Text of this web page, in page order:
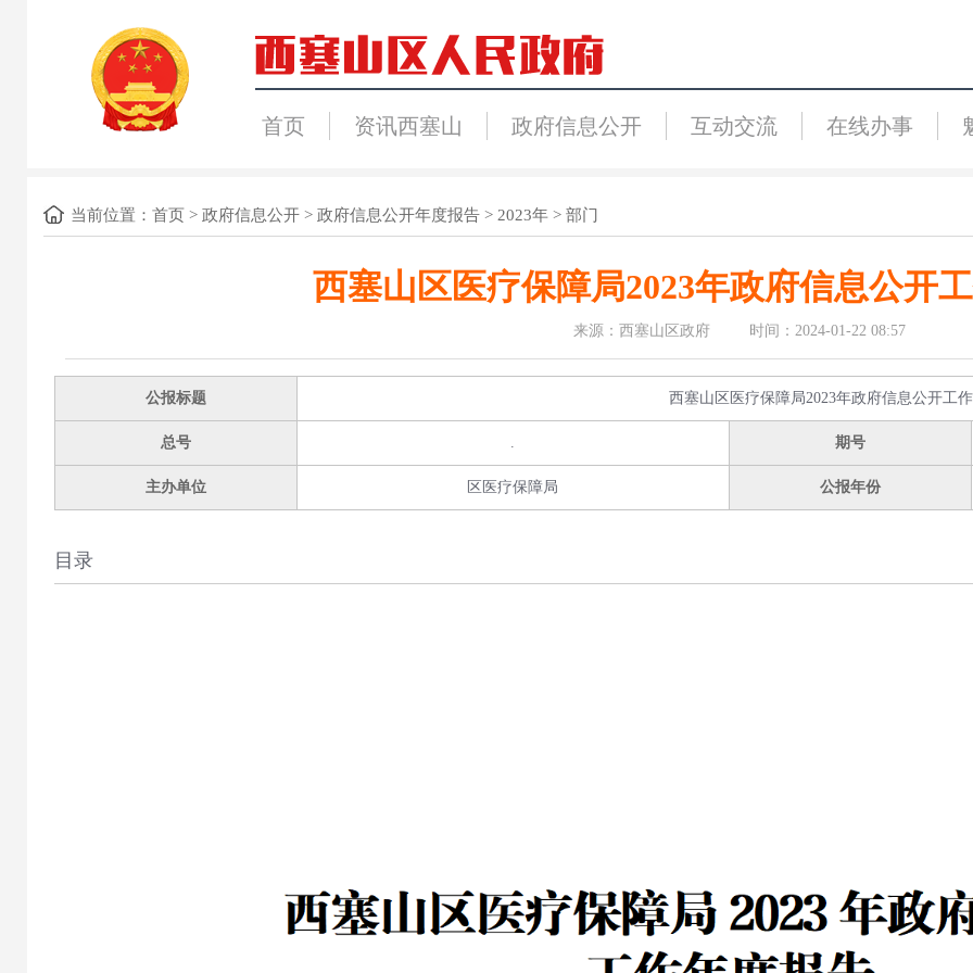
首页 资讯西塞山 政府信息公开 互动交流 在线办事
当前位置： 首页> 政府信息公开> 政府信息公开年度报告> 2023年> 部门
西塞山区医疗保障局2023年政府信息公开
来源：西塞山区政府 时间：2024-01-22 08:57
公报标题 西塞山区医疗保障局2023年政府信息公开工
总号 . 期号
主办单位 区医疗保障局 公报年份
目录